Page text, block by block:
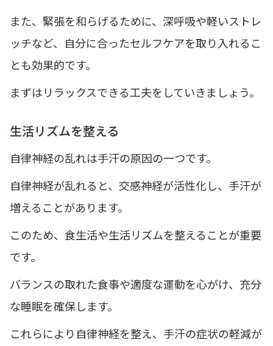
また、緊張を和らげるために、深呼吸や軽いストレ
ッチなど、自分に合ったセルフケアを取り入れるこ
とも効果的です。
まずはリラックスできる工夫をしていきましょう。
生活リズムを整える
自律神経の乱れは手汗の原因の一つです。
自律神経が乱れると、交感神経が活性化し、手汗が
増えることがあります。
このため、食生活や生活リズムを整えることが重要
です。
バランスの取れた食事や適度な運動を心がけ、充分
な睡眠を確保します。
これらにより自律神経を整え、手汗の症状の軽減が